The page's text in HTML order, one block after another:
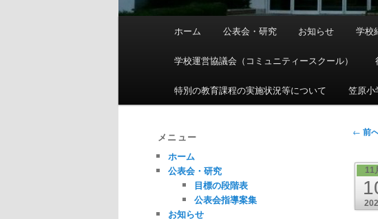
ュ
ホーム 公表会・研究 お知らせ 学校
学校運営協議会（コミュニティースクール）
特別の教育課程の実施状況等について 笠原
投
ナ
ビ
ー
← 前
11
メニュー
ホーム
公表会・研究
目標の段階表
公表会指導案集
お知らせ